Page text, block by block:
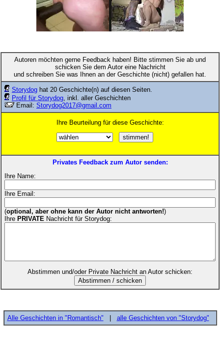
Autoren möchten gerne Feedback haben! Bitte stimmen Sie ab und
schicken Sie dem Autor eine Nachricht
und schreiben Sie was Ihnen an der Geschichte (nicht) gefallen hat.
Storydog hat 20 Geschichte(n) auf diesen Seiten.
Profil für Storydog , inkl. aller Geschichten
Email: Storydog2017@gmail.com
Ihre Beurteilung für diese Geschichte:
Privates Feedback zum Autor senden:
Ihre Name:
Ihre Email:
(optional, aber ohne kann der Autor nicht antworten!)
Ihre PRIVATE Nachricht für Storydog:
Abstimmen und/oder Private Nachricht an Autor schicken:
Alle Geschichten in "Romantisch" | alle Geschichten von "Storydog"